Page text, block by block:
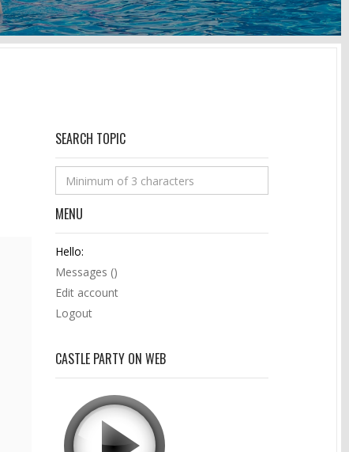
SEARCH TOPIC
MENU
Hello:
Messages ()
Edit account
Logout
CASTLE PARTY ON WEB